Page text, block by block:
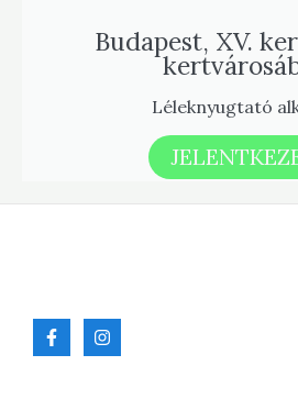
Budapest, XV.
Léleknyugtató